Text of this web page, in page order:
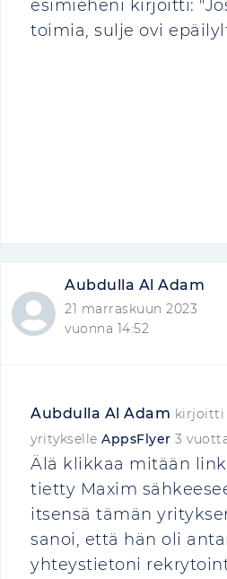
esimieheni kirjoitti:
toimia, sulje ovi
Aubdulla Al Adam
21 marraskuun 2023
vuonna 14:52
Aubdulla Al Adam kirjoitti
yritykselle AppsFlyer 3
Älä klikkaa mitään
tietty Maxim
itsensä tämän
sanoi, että hän oli
yhteystietoni